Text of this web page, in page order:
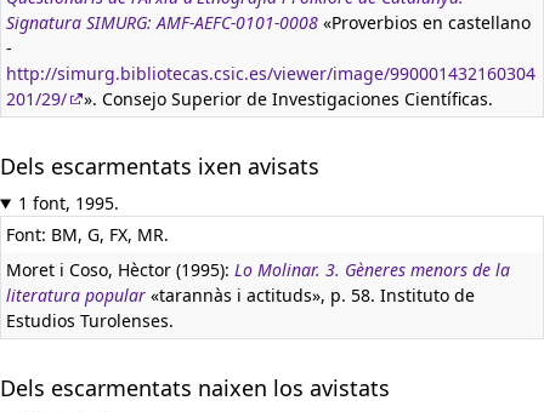
Signatura SIMURG: AMF-AEFC-0101-0008 «Proverbios en castellano
-
http://simurg.bibliotecas.csic.es/viewer/image/990001432160304
201/29/
». Consejo Superior de Investigaciones Científicas.
Dels escarmentats ixen avisats
1 font, 1995.
Font: BM, G, FX, MR.
Moret i Coso, Hèctor (1995): Lo Molinar. 3. Gèneres menors de la
literatura popular «tarannàs i actituds», p. 58. Instituto de
Estudios Turolenses.
Dels escarmentats naixen los avistats